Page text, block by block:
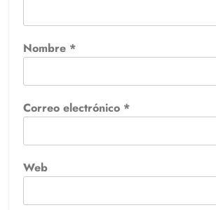
Nombre *
Correo electrónico *
Web